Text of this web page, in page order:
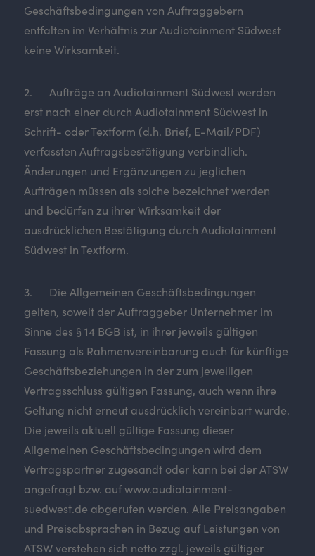
Geschäftsbedingungen von Auftraggebern
entfalten im Verhältnis zur Audiotainment Südwest
keine Wirksamkeit.
2. Aufträge an Audiotainment Südwest werden
erst nach einer durch Audiotainment Südwest in
Schrift- oder Textform (d.h. Brief, E-Mail/PDF)
verfassten Auftragsbestätigung verbindlich.
Änderungen und Ergänzungen zu jeglichen
Aufträgen müssen als solche bezeichnet werden
und bedürfen zu ihrer Wirksamkeit der
ausdrücklichen Bestätigung durch Audiotainment
Südwest in Textform.
3. Die Allgemeinen Geschäftsbedingungen
gelten, soweit der Auftraggeber Unternehmer im
Sinne des § 14 BGB ist, in ihrer jeweils gültigen
Fassung als Rahmenvereinbarung auch für künftige
Geschäftsbeziehungen in der zum jeweiligen
Vertragsschluss gültigen Fassung, auch wenn ihre
Geltung nicht erneut ausdrücklich vereinbart wurde.
Die jeweils aktuell gültige Fassung dieser
Allgemeinen Geschäftsbedingungen wird dem
Vertragspartner zugesandt oder kann bei der ATSW
angefragt bzw. auf www.audiotainment-
suedwest.de abgerufen werden. Alle Preisangaben
und Preisabsprachen in Bezug auf Leistungen von
ATSW verstehen sich netto zzgl. jeweils gültiger